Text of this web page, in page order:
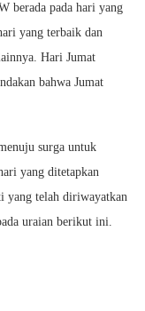
berada pada hari yang
yang terbaik dan
Hari Jumat
bahwa Jumat
surga untuk
yang ditetapkan
yang telah diriwayatkan
uraian berikut ini.